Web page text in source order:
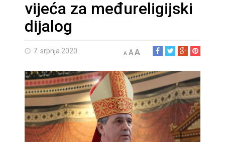
vijeća za međureligijski
dijalog
7. srpnja 2020. A AA